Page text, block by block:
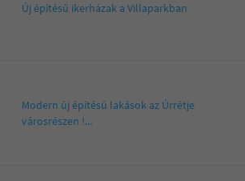
Új építésű ikerházak a Villaparkban
Modern új építésú lakások az Úrrétje
városrészen !...